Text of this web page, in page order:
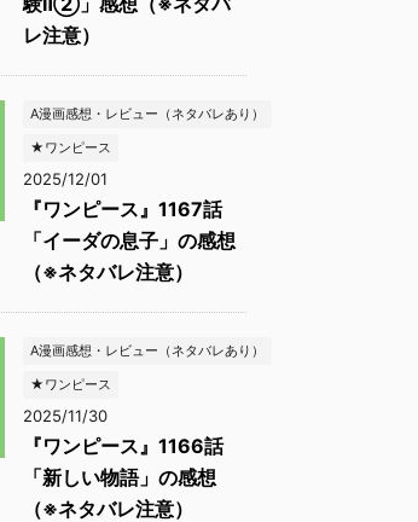
レ注意）
A漫画感想・レビュー（ネタバレあり）
★ワンピース
2025/12/01
『ワンピース』1167話
「イーダの息子」の感想
（※ネタバレ注意）
A漫画感想・レビュー（ネタバレあり）
★ワンピース
2025/11/30
『ワンピース』1166話
「新しい物語」の感想
（※ネタバレ注意）